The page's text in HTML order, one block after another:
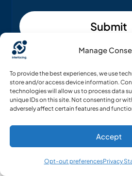
Manage
To provide the best experiences, we use
store and/or access device information.
technologies will allow us to process data
unique IDs on this site. Not consenting or
adversely affect certain features and
Accept
Opt-out preferencesPrivacy
Submit
Kunden weltweit
auf